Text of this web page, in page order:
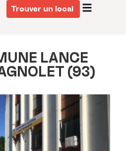
Trouver un local
LANCE
(93)